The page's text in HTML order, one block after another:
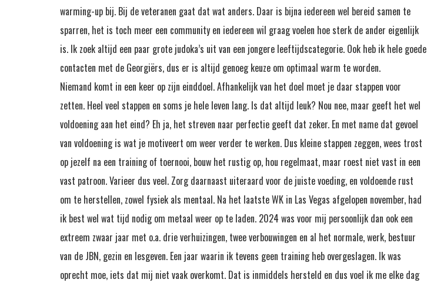
warming-up bij. Bij de veteranen gaat dat wat anders. Daar is bijna iedereen wel bereid samen te
sparren, het is toch meer een community en iedereen wil graag voelen hoe sterk de ander eigenlijk
is. Ik zoek altijd een paar grote judoka’s uit van een jongere leeftijdscategorie. Ook heb ik hele goede
contacten met de Georgiërs, dus er is altijd genoeg keuze om optimaal warm te worden.
Niemand komt in een keer op zijn einddoel. Afhankelijk van het doel moet je daar stappen voor
zetten. Heel veel stappen en soms je hele leven lang. Is dat altijd leuk? Nou nee, maar geeft het wel
voldoening aan het eind? Eh ja, het streven naar perfectie geeft dat zeker. En met name dat gevoel
van voldoening is wat je motiveert om weer verder te werken. Dus kleine stappen zeggen, wees trost
op jezelf na een training of toernooi, bouw het rustig op, hou regelmaat, maar roest niet vast in een
vast patroon. Varieer dus veel. Zorg daarnaast uiteraard voor de juiste voeding, en voldoende rust
om te herstellen, zowel fysiek als mentaal. Na het laatste WK in Las Vegas afgelopen november, had
ik best wel wat tijd nodig om metaal weer op te laden. 2024 was voor mij persoonlijk dan ook een
extreem zwaar jaar met o.a. drie verhuizingen, twee verbouwingen en al het normale, werk, bestuur
van de JBN, gezin en lesgeven. Een jaar waarin ik tevens geen training heb overgeslagen. Ik was
oprecht moe, iets dat mij niet vaak overkomt. Dat is inmiddels hersteld en dus voel ik me elke dag